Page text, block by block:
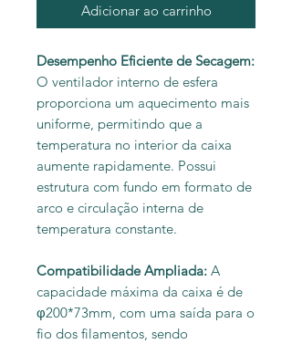
Adicionar ao carrinho
Desempenho Eficiente de Secagem:
O ventilador interno de esfera
proporciona um aquecimento mais
uniforme, permitindo que a
temperatura no interior da caixa
aumente rapidamente. Possui
estrutura com fundo em formato de
arco e circulação interna de
temperatura constante.
Compatibilidade Ampliada: A
capacidade máxima da caixa é de
φ200*73mm, com uma saída para o
fio dos filamentos, sendo